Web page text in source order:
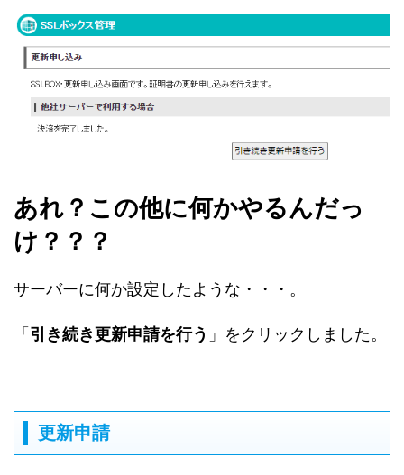
あれ？この他に何かやるんだっ
け？？？
サーバーに何か設定したような・・・。
「引き続き更新申請を行う 」をクリックしました。
更新申請